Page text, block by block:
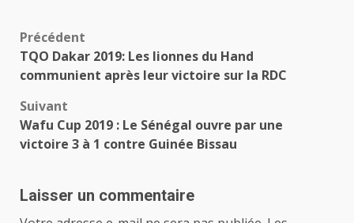
lionnes du Sénégal
soutenues par un public
venu très nombreux les
pousser n'ont pas su
Navigation
d’article
Précédent
TQO Dakar 2019: Les lionnes du Hand
communient après leur victoire sur la RDC
Suivant
Wafu Cup 2019 : Le Sénégal ouvre par une
victoire 3 à 1 contre Guinée Bissau
Laisser un commentaire